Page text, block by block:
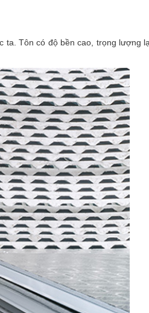
Tôn có độ bền cao, trọng lượng